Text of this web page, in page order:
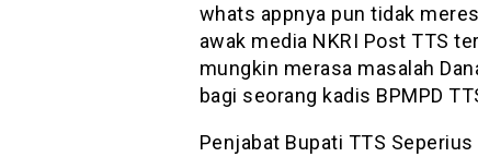
whats appnya pun tidak
awak media NKRI Post TTS
mungkin merasa masalah
bagi seorang kadis BPMPD
Penjabat Bupati TTS